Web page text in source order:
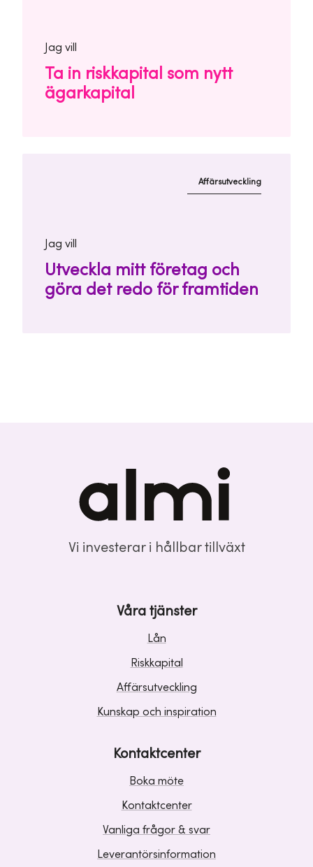
Jag vill
Ta in riskkapital som nytt
ägarkapital
Affärsutveckling
Jag vill
Utveckla mitt företag och
göra det redo för framtiden
Vi investerar i hållbar tillväxt
Våra tjänster
Lån
Riskkapital
Affärsutveckling
Kunskap och inspiration
Kontaktcenter
Boka möte
Kontaktcenter
Vanliga frågor & svar
Leverantörsinformation